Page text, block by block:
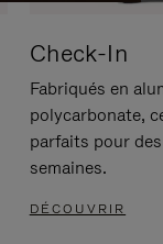
Check-In
Fabriqués en
polycarbonate,
parfaits pour
semaines.
DÉCOUVRIR